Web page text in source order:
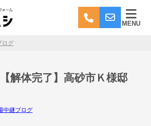
MENU
ログ
解体完了】高砂市Ｋ様邸
中継ブログ